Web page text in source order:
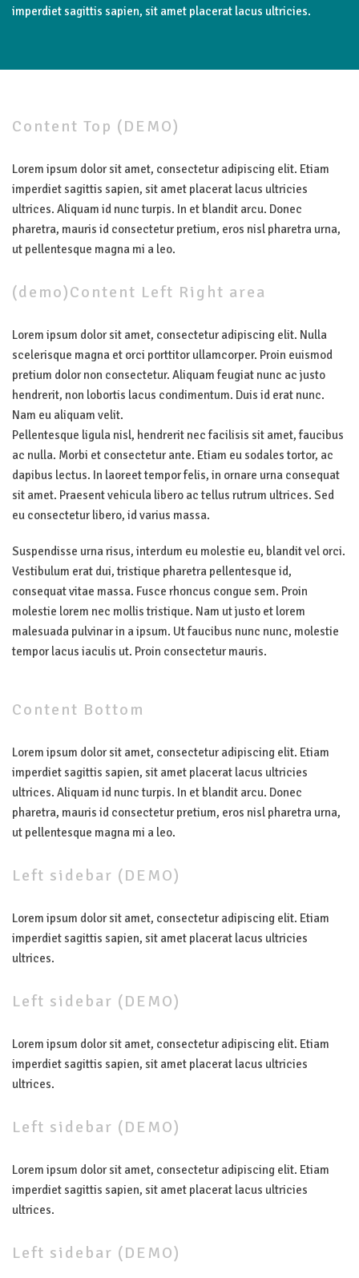
imperdiet sagittis sapien, sit amet placerat lacus ultricies.
Content Top (DEMO)
Lorem ipsum dolor sit amet, consectetur adipiscing elit. Etiam
imperdiet sagittis sapien, sit amet placerat lacus ultricies
ultrices. Aliquam id nunc turpis. In et blandit arcu. Donec
pharetra, mauris id consectetur pretium, eros nisl pharetra urna,
ut pellentesque magna mi a leo.
(demo)Content Left Right area
Lorem ipsum dolor sit amet, consectetur adipiscing elit. Nulla
scelerisque magna et orci porttitor ullamcorper. Proin euismod
pretium dolor non consectetur. Aliquam feugiat nunc ac justo
hendrerit, non lobortis lacus condimentum. Duis id erat nunc.
Nam eu aliquam velit.
Pellentesque ligula nisl, hendrerit nec facilisis sit amet, faucibus
ac nulla. Morbi et consectetur ante. Etiam eu sodales tortor, ac
dapibus lectus. In laoreet tempor felis, in ornare urna consequat
sit amet. Praesent vehicula libero ac tellus rutrum ultrices. Sed
eu consectetur libero, id varius massa.
Suspendisse urna risus, interdum eu molestie eu, blandit vel orci.
Vestibulum erat dui, tristique pharetra pellentesque id,
consequat vitae massa. Fusce rhoncus congue sem. Proin
molestie lorem nec mollis tristique. Nam ut justo et lorem
malesuada pulvinar in a ipsum. Ut faucibus nunc nunc, molestie
tempor lacus iaculis ut. Proin consectetur mauris.
Content Bottom
Lorem ipsum dolor sit amet, consectetur adipiscing elit. Etiam
imperdiet sagittis sapien, sit amet placerat lacus ultricies
ultrices. Aliquam id nunc turpis. In et blandit arcu. Donec
pharetra, mauris id consectetur pretium, eros nisl pharetra urna,
ut pellentesque magna mi a leo.
Left sidebar (DEMO)
Lorem ipsum dolor sit amet, consectetur adipiscing elit. Etiam
imperdiet sagittis sapien, sit amet placerat lacus ultricies
ultrices.
Left sidebar (DEMO)
Lorem ipsum dolor sit amet, consectetur adipiscing elit. Etiam
imperdiet sagittis sapien, sit amet placerat lacus ultricies
ultrices.
Left sidebar (DEMO)
Lorem ipsum dolor sit amet, consectetur adipiscing elit. Etiam
imperdiet sagittis sapien, sit amet placerat lacus ultricies
ultrices.
Left sidebar (DEMO)